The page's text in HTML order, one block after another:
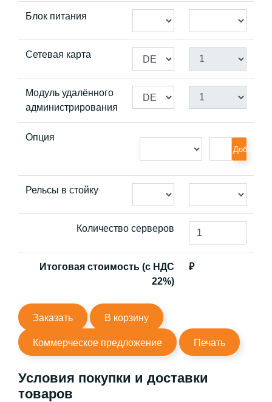
Блок питания
Сетевая карта
Модуль удалённого
администрирования
Опция
Добавить
Рельсы в стойку
Количество серверов
Итоговая стоимость (с НДС
22%)
₽
Заказать В корзину
Коммерческое предложение Печать
Условия покупки и доставки
товаров